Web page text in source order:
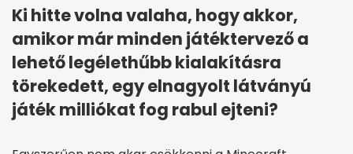
Ki hitte volna valaha, hogy akkor,
amikor már minden játéktervező a
lehető legélethűbb kialakításra
törekedett, egy elnagyolt látványú
játék milliókat fog rabul ejteni?